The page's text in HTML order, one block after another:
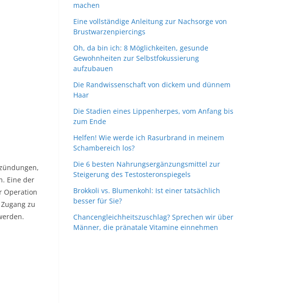
Eine der
Operation
zu
machen
Eine vollständige Anleitung zur Nachsorge von
Brustwarzenpiercings
Oh, da bin ich: 8 Möglichkeiten, gesunde
Gewohnheiten zur Selbstfokussierung
aufzubauen
Die Randwissenschaft von dickem und dünnem
Haar
Die Stadien eines Lippenherpes, vom Anfang bis
zum Ende
Helfen! Wie werde ich Rasurbrand in meinem
Schambereich los?
Die 6 besten Nahrungsergänzungsmittel zur
Steigerung des Testosteronspiegels
Brokkoli vs. Blumenkohl: Ist einer tatsächlich
besser für Sie?
Chancengleichheitszuschlag? Sprechen wir über
Männer, die pränatale Vitamine einnehmen